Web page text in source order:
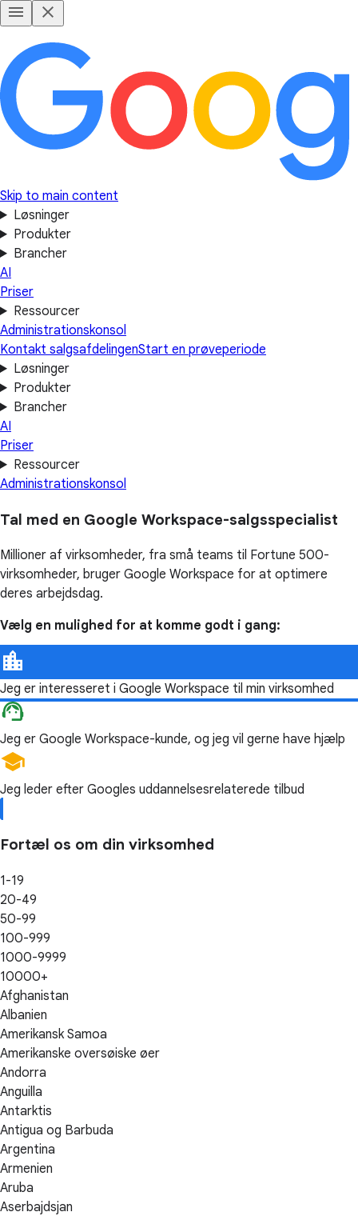
Skip to main content
Løsninger
Produkter
Brancher
AI
Priser
Ressourcer
Administrationskonsol
Kontakt salgsafdelingenStart en prøveperiode
Løsninger
Produkter
Brancher
AI
Priser
Ressourcer
Administrationskonsol
Tal med en Google Workspace-salgsspecialist
Millioner af virksomheder, fra små teams til Fortune 500-
virksomheder, bruger Google Workspace for at optimere
deres arbejdsdag.
Vælg en mulighed for at komme godt i gang:
Jeg er interesseret i Google Workspace til min virksomhed
Jeg er Google Workspace-kunde, og jeg vil gerne have hjælp
Jeg leder efter Googles uddannelsesrelaterede tilbud
Fortæl os om din virksomhed
1-19
20-49
50-99
100-999
1000-9999
10000+
Afghanistan
Albanien
Amerikansk Samoa
Amerikanske oversøiske øer
Andorra
Anguilla
Antarktis
Antigua og Barbuda
Argentina
Armenien
Aruba
Aserbajdsjan